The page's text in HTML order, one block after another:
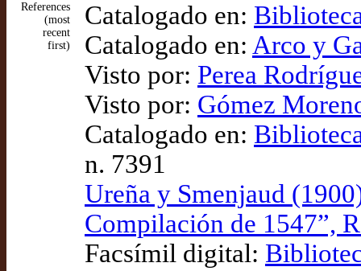
References
(most
recent
first)
Catalogado en:
Catalogado en: Arco y
Visto por: Perea
Visto por: Gómez
Catalogado en:
n. 7391
Ureña y Smenjaud
Compilación de 1547”,
Facsímil digital: